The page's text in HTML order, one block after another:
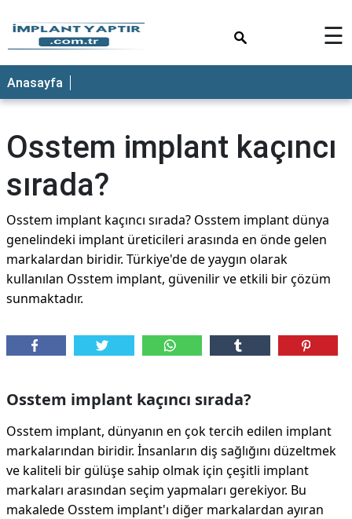
☰
Anasayfa
Osstem implant kaçıncı
sırada?
Osstem implant kaçıncı sırada? Osstem implant dünya
genelindeki implant üreticileri arasında en önde gelen
markalardan biridir. Türkiye'de de yaygın olarak
kullanılan Osstem implant, güvenilir ve etkili bir çözüm
sunmaktadır.
Osstem implant kaçıncı sırada?
Osstem implant, dünyanın en çok tercih edilen implant
markalarından biridir. İnsanların diş sağlığını düzeltmek
ve kaliteli bir gülüşe sahip olmak için çeşitli implant
markaları arasından seçim yapmaları gerekiyor. Bu
makalede Osstem implant'ı diğer markalardan ayıran